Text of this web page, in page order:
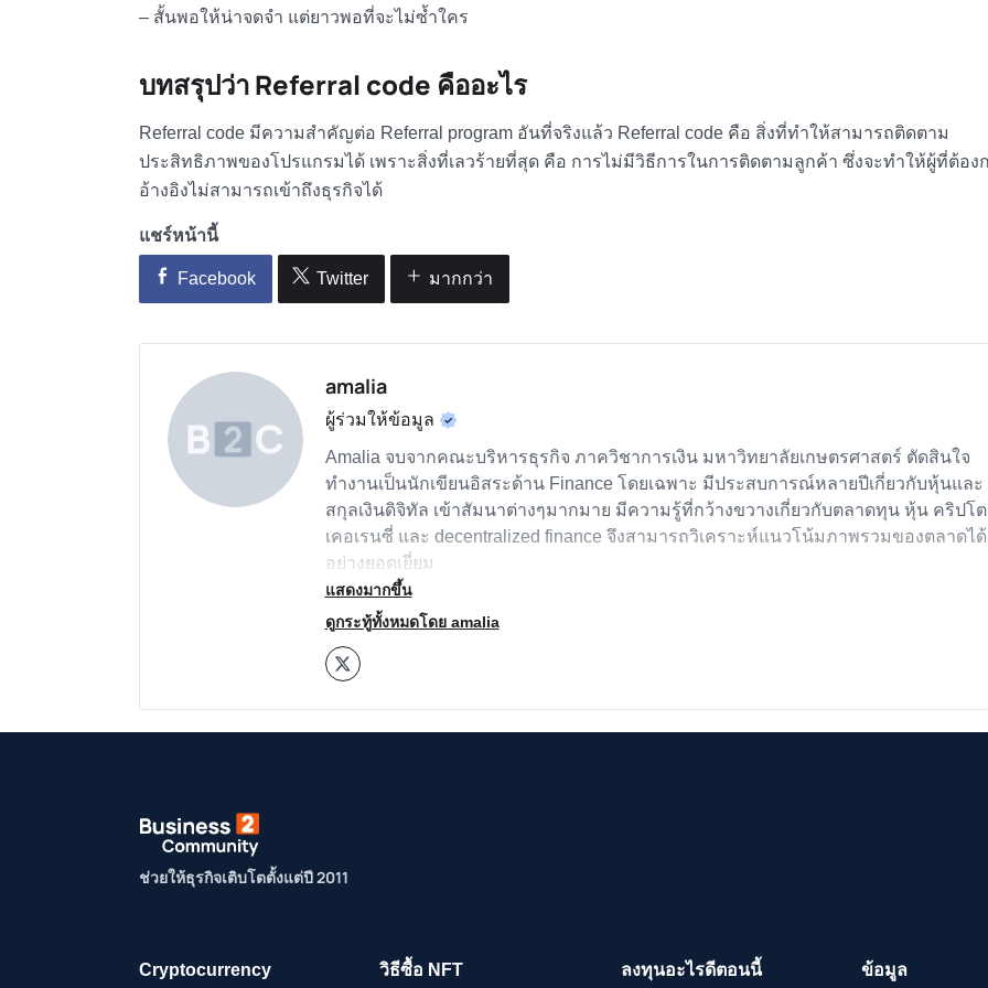
– สั้นพอให้น่าจดจำ แต่ยาวพอที่จะไม่ซ้ำใคร
บทสรุปว่าReferral code คืออะไร
Referral code มีความสำคัญต่อ Referral program อันที่จริงแล้ว Referral code คือ สิ่งที่ทำให้สามารถติดตาม
ประสิทธิภาพของโปรแกรมได้ เพราะสิ่งที่เลวร้ายที่สุด คือ การไม่มีวิธีการในการติดตามลูกค้า ซึ่งจะทำให้ผู้ที่ต้อง
อ้างอิงไม่สามารถเข้าถึงธุรกิจได้
แชร์หน้านี้
Facebook Twitter มากกว่า
amalia
ผู้ร่วมให้ข้อมูล
Amalia จบจากคณะบริหารธุรกิจ ภาควิชาการเงิน มหาวิทยาลัยเกษตรศาสตร์ ตัดสินใจ
ทำงานเป็นนักเขียนอิสระด้าน Finance โดยเฉพาะ มีประสบการณ์หลายปีเกี่ยวกับหุ้นและ
สกุลเงินดิจิทัล เข้าสัมนาต่างๆมากมาย มีความรู้ที่กว้างขวางเกี่ยวกับตลาดทุน หุ้น คริปโต
เคอเรนซี่ และ decentralized finance จึงสามารถวิเคราะห์แนวโน้มภาพรวมของตลาดได้
อย่างยอดเยี่ยม
แสดงมากขึ้น
ดูกระทู้ทั้งหมดโดย amalia
ช่วยให้ธุรกิจเติบโตตั้งแต่ปี 2011
Cryptocurrency วิธีซื้อ NFT ลงทุนอะไรดีตอนนี้ ข้อมูล